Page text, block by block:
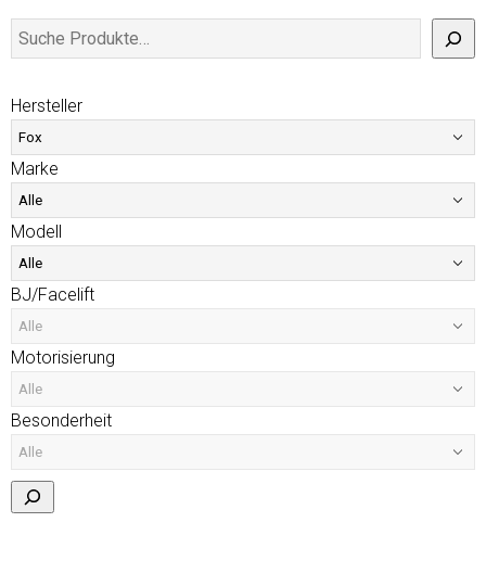
Hersteller
Marke
Modell
BJ/Facelift
Motorisierung
Besonderheit